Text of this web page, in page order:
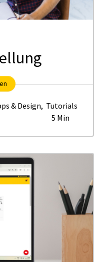
& Design, Tutorials
5 Min